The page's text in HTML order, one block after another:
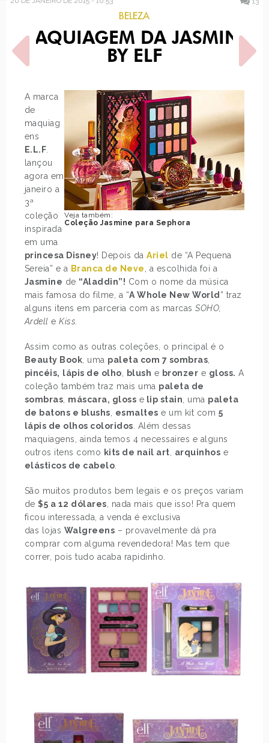
BELEZA
MAQUIAGEM DA JASMINE
BY ELF
Veja também:
Coleção Jasmine para Sephora
A marca
de
maquiag
ens
E.L.F
lançou
agora em
janeiro a
3ª
coleção
inspirada
em uma
princesa Disney! Depois daAriel de “A Pequena
Sereia” e a Branca de Neve
, a escolhida foi a
Jasmine de “Aladdin”! Com o nome da música
mais famosa do filme, a “A Whole New World ” traz
alguns itens em parceria com as marcasSOHO,
Ardell eKiss.
Assim como as outras coleções, o principal é o
Beauty Book , uma paleta com 7 sombras
pincéis, lápis de olho blush e bronzer e gloss. A
coleção também traz mais uma paleta de
sombras máscara, gloss e lip stain , uma paleta
de batons e blushs
esmaltes e um kit com 5
lápis de olhos coloridos . Além dessas
maquiagens, ainda temos 4 necessaires e alguns
outros itens como kits de nail art arquinhos e
elásticos de cabelo
São muitos produtos bem legais e os preços variam
de$5 a 12 dólares , nada mais que isso! Pra quem
ficou interessada, a venda é exclusiva
das lojas Walgreens – provavelmente dá pra
comprar com alguma revendedora! Mas tem que
correr, pois tudo acaba rapidinho.
POST ANTERIOR
LOOK DO DIA: ESTILO
BOHO
PRÓXIMO POST
PREVISÃO BIG BROTHER
BRASIL 15